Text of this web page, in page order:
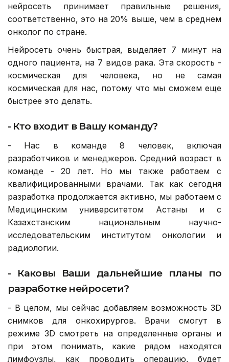
нейросеть принимает правильные решения,
соответственно, это на 20% выше, чем в среднем
онколог по стране.
Нейросеть очень быстрая, выделяет 7 минут на
одного пациента, на 7 видов рака. Эта скорость -
космическая для человека, но не самая
космическая для нас, потому что мы сможем еще
быстрее это делать.
- Кто входит в Вашу команду?
- Нас в команде 8 человек, включая
разработчиков и менеджеров. Средний возраст в
команде - 20 лет. Но мы также работаем с
квалифицированными врачами. Так как сегодня
разработка продолжается активно, мы работаем с
Медицинским университетом Астаны и с
Казахстанским национальным научно-
исследовательским институтом онкологии и
радиологии.
- Каковы Ваши дальнейшие планы по
разработке нейросети?
- В целом, мы сейчас добавляем возможность 3D
снимков для онкохирургов. Врачи смогут в
режиме 3D смотреть на определенные органы и
при этом понимать, какие рядом находятся
лимфоузлы, как проводить операцию, будет